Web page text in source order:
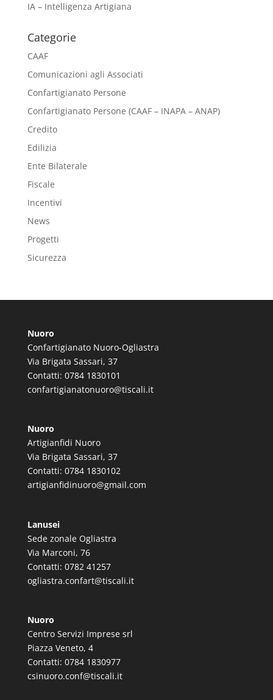
IA – Intelligenza Artigiana
Categorie
CAAF
Comunicazioni agli Associati
Confartigianato Persone
Confartigianato Persone (CAAF – INAPA – ANAP)
Credito
Edilizia
Ente Bilaterale
Fiscale
Incentivi
News
Progetti
Sicurezza
Nuoro
Confartigianato Nuoro-Ogliastra
Via Brigata Sassari, 37
Contatti: 0784 1830101
confartigianatonuoro@tiscali.it
Nuoro
Artigianfidi Nuoro
Via Brigata Sassari, 37
Contatti: 0784 1830102
artigianfidinuoro@gmail.com
Lanusei
Sede zonale Ogliastra
Via Marconi, 76
Contatti: 0782 41257
ogliastra.confart@tiscali.it
Nuoro
Centro Servizi Imprese srl
Piazza Veneto, 4
Contatti: 0784 1830977
csinuoro.conf@tiscali.it